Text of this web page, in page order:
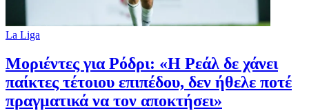
La Liga
Μοριέντες για Ρόδρι: «Η Ρεάλ δε χάνει
παίκτες τέτοιου επιπέδου, δεν ήθελε ποτέ
πραγματικά να τον αποκτήσει»